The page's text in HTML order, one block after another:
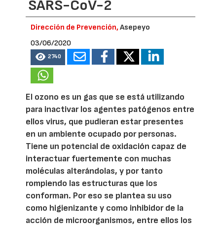
SARS-CoV-2
Dirección de Prevención,Asepeyo
03/06/2020
2740
El ozono es un gas que se está utilizando
para inactivar los agentes patógenos entre
ellos virus, que pudieran estar presentes
en un ambiente ocupado por personas.
Tiene un potencial de oxidación capaz de
interactuar fuertemente con muchas
moléculas alterándolas, y por tanto
rompiendo las estructuras que los
conforman. Por eso se plantea su uso
como higienizante y como inhibidor de la
acción de microorganismos, entre ellos los